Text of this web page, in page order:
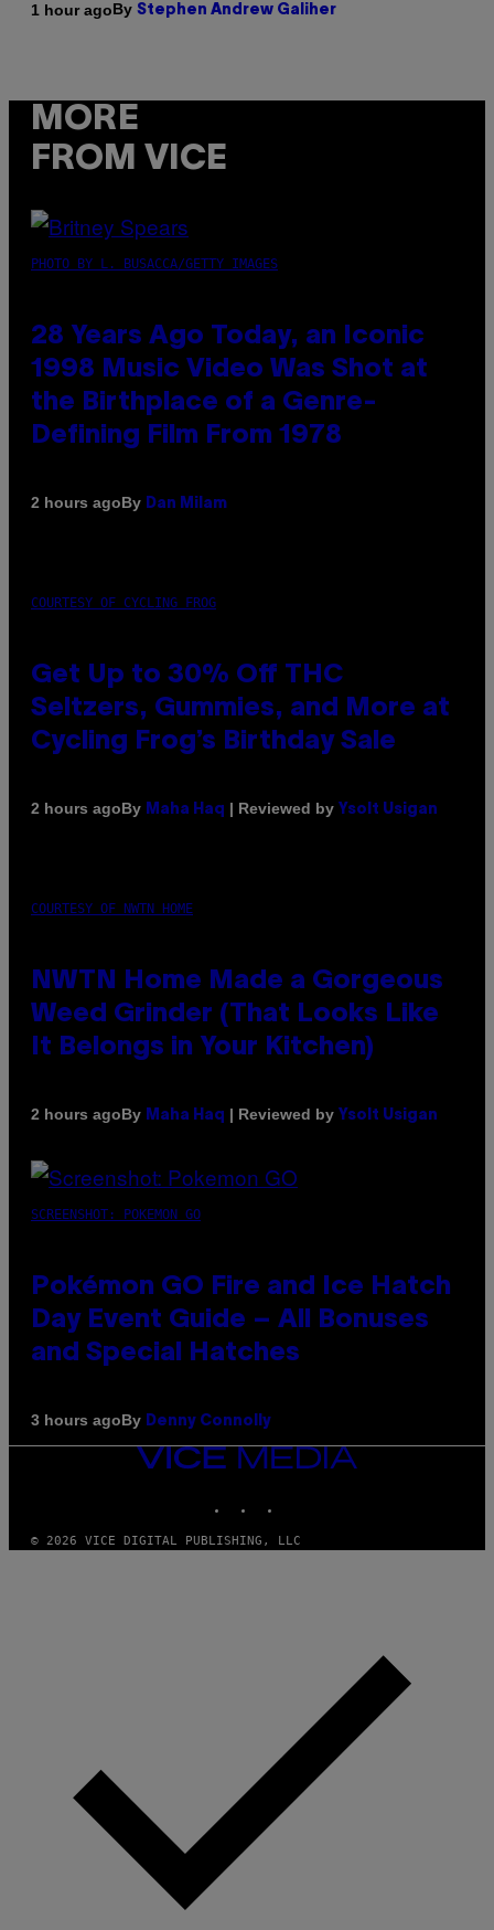
1 hour agoBy Stephen Andrew Galiher
MORE
FROM VICE
PHOTO BY L. BUSACCA/GETTY IMAGES
28 Years Ago Today, an Iconic
1998 Music Video Was Shot at
the Birthplace of a Genre-
Defining Film From 1978
2 hours agoBy Dan Milam
COURTESY OF CYCLING FROG
Get Up to 30% Off THC
Seltzers, Gummies, and More at
Cycling Frog’s Birthday Sale
2 hours agoBy Maha Haq | Reviewed by Ysolt Usigan
COURTESY OF NWTN HOME
NWTN Home Made a Gorgeous
Weed Grinder (That Looks Like
It Belongs in Your Kitchen)
2 hours agoBy Maha Haq | Reviewed by Ysolt Usigan
SCREENSHOT: POKEMON GO
Pokémon GO Fire and Ice Hatch
Day Event Guide – All Bonuses
and Special Hatches
3 hours agoBy Denny Connolly
VICE
MEDIA
© 2026 VICE DIGITAL PUBLISHING, LLC